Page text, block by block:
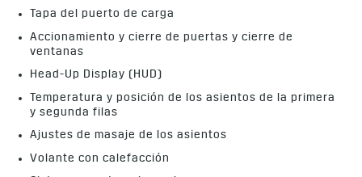
Tapa del puerto de carga
Accionamiento y cierre de puertas y cierre de
ventanas
Head-Up Display (HUD)
Temperatura y posición de los asientos de la primera
y segunda filas
Ajustes de masaje de los asientos
Volante con calefacción